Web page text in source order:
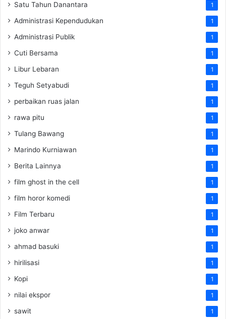
Satu Tahun Danantara 1
Administrasi Kependudukan 1
Administrasi Publik 1
Cuti Bersama 1
Libur Lebaran 1
Teguh Setyabudi 1
perbaikan ruas jalan 1
rawa pitu 1
Tulang Bawang 1
Marindo Kurniawan 1
Berita Lainnya 1
film ghost in the cell 1
film horor komedi 1
Film Terbaru 1
joko anwar 1
ahmad basuki 1
hirilisasi 1
Kopi 1
nilai ekspor 1
sawit 1